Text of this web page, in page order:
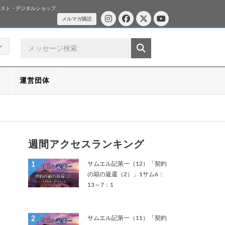
ト・デジタルショップ
メルマガ購読
運営団体
週間アクセスランキング
1
サムエル記第一（12）「契約
の箱の返還（2）」1サム6：
13～7：1
2 サムエル記第一（11）「契約